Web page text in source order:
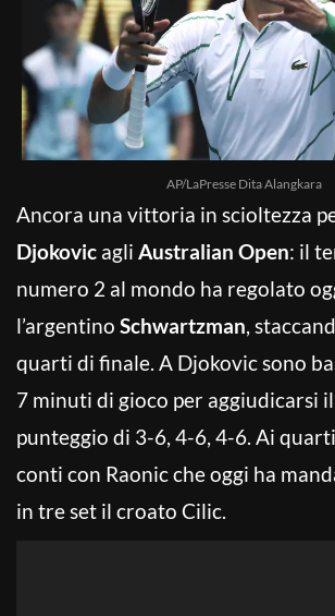
AP/LaPresse Dita Alangkara
Ancora una vittoria in scioltezza
Djokovic agli Australian Open: il
numero 2 al mondo ha regolato
l’argentino Schwartzman,
quarti di finale. A Djokovic sono
7 minuti di gioco per aggiudicarsi
punteggio di 3-6, 4-6, 4-6. Ai
conti con Raonic che oggi ha
in tre set il croato Cilic.